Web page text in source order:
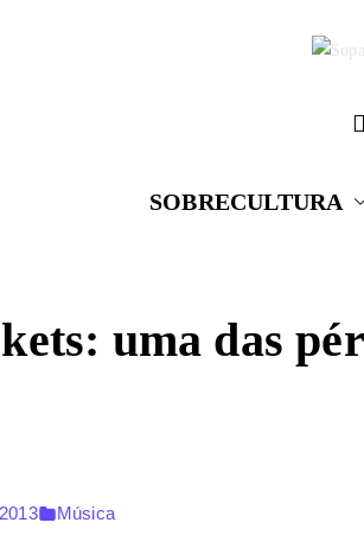
SOBRECULTURA
uma das
Música